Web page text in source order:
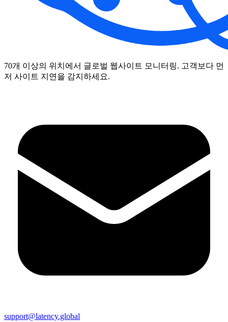
70개 이상의 위치에서 글로벌 웹사이트 모니터링. 고객보다 먼
저 사이트 지연을 감지하세요.
support@latency.global